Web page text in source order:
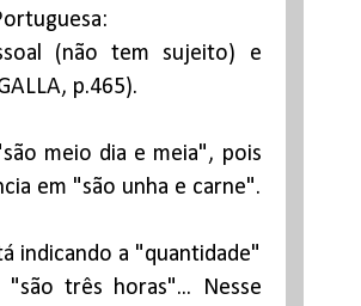
(não tem sujeito) e
p.465).
meio dia e meia", pois
em "são unha e carne".
indicando a "quantidade"
três horas"... Nesse